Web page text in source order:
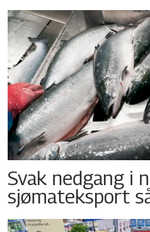
Svak nedgang i
sjømateksport